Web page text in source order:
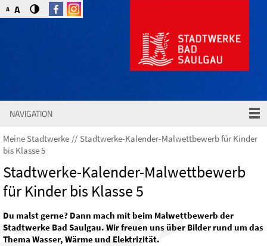
A A
NAVIGATION
Meine Stadtwerke
Stadtwerke-Kalender-Malwettbewerb für Kinder
bis Klasse 5
Stadtwerke-Kalender-Malwettbewerb
für Kinder bis Klasse 5
Du malst gerne? Dann mach mit beim Malwettbewerb der
Stadtwerke Bad Saulgau. Wir freuen uns über Bilder rund um das
Thema Wasser, Wärme und Elektrizität.